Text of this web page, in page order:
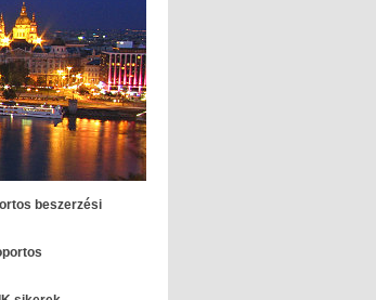
beszerzési